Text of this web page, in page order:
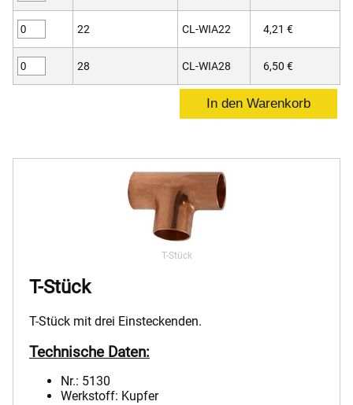
22 CL-WIA22 4,21 €
28 CL-WIA28 6,50 €
T-Stück
T-Stück
T-Stück mit drei Einsteckenden.
Technische Daten:
Nr.: 5130
Werkstoff: Kupfer